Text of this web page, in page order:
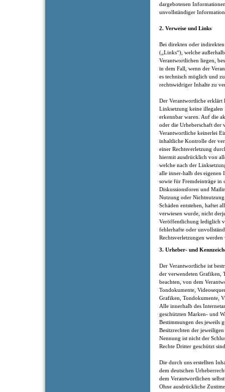
dargebotenen
unvollständiger
2. Verweise und Links
Bei direkten oder
(„Links“), welche
Verantwortlichen liegen,
in dem Fall, wenn der
es technisch möglich und
rechtswidriger Inhalte zu
Der Verantwortliche erklärt
Linksetzung keine illegalen
erkennbar waren. Auf die
oder die Urheberschaft der
Verantwortliche keinerlei
inhaltliche Kontrolle der
einer Rechtsverletzung
hiermit ausdrücklich von
welche nach der
alle inner-halb des eigenen
sowie für Fremdeinträge in
Diskussionsforen und
Nutzung oder
Schäden entstehen, haftet
verwiesen wurde, nicht
Veröffentlichung lediglich
fehlerhafte oder
Rechtsverletzungen
3. Urheber- und
Der Verantwortliche ist
der verwendeten Grafiken,
beachten, von dem
Tondokumente,
Grafiken, Tondokumente,
Alle innerhalb des
geschützten Marken- und
Bestimmungen des jeweils
Besitzrechten der
Nennung ist nicht der
Rechte Dritter geschützt
Die durch uns erstellten
dem deutschen
dem Verantwortlichen
Ohne ausdrückliche